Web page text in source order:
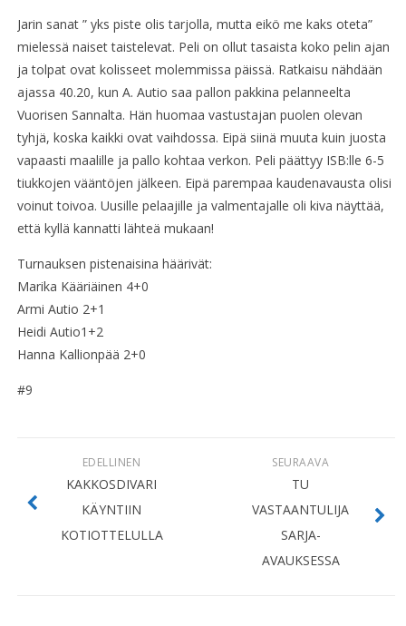
Jarin sanat ” yks piste olis tarjolla, mutta eikö me kaks oteta”
mielessä naiset taistelevat. Peli on ollut tasaista koko pelin ajan
ja tolpat ovat kolisseet molemmissa päissä. Ratkaisu nähdään
ajassa 40.20, kun A. Autio saa pallon pakkina pelanneelta
Vuorisen Sannalta. Hän huomaa vastustajan puolen olevan
tyhjä, koska kaikki ovat vaihdossa. Eipä siinä muuta kuin juosta
vapaasti maalille ja pallo kohtaa verkon. Peli päättyy ISB:lle 6-5
tiukkojen vääntöjen jälkeen. Eipä parempaa kaudenavausta olisi
voinut toivoa. Uusille pelaajille ja valmentajalle oli kiva näyttää,
että kyllä kannatti lähteä mukaan!
Turnauksen pistenaisina häärivät:
Marika Kääriäinen 4+0
Armi Autio 2+1
Heidi Autio1+2
Hanna Kallionpää 2+0
#9
SEURAAVA
TU
VASTAANTULIJA
SARJA-
AVAUKSESSA
EDELLINEN
KAKKOSDIVARI
KÄYNTIIN
KOTIOTTELULLA